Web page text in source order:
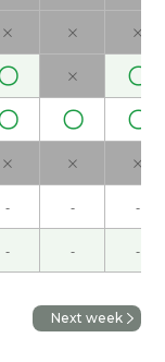
觉。下次
胜地。樱花
宫。 下次见(
× × ×
× 〇
〇 〇
× × ×
- - -
- - -
Next week